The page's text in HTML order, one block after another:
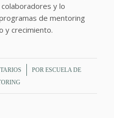
y lo
de mentoring
y crecimiento.
POR ESCUELA DE